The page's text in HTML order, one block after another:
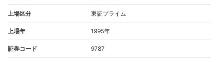
上場区分 東証プライム
上場年 1995年
証券コード 9787